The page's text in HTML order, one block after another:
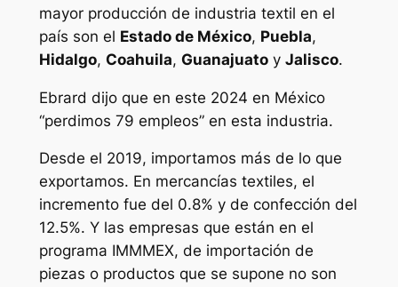
mayor producción de industria textil en el
país son el Estado de México, Puebla,
Hidalgo, Coahuila, Guanajuatoy Jalisco.
Ebrard dijo que en este 2024 en México
“perdimos 79 empleos” en esta industria.
Desde el 2019, importamos más de lo que
exportamos. En mercancías textiles, el
incremento fue del 0.8% y de confección del
12.5%. Y las empresas que están en el
programa IMMMEX, de importación de
piezas o productos que se supone no son